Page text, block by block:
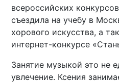
всероссийских
съездила на учебу в
хорового искусства, а
интернет-конкурсе
Занятие музыкой это не
увлечение. Ксения